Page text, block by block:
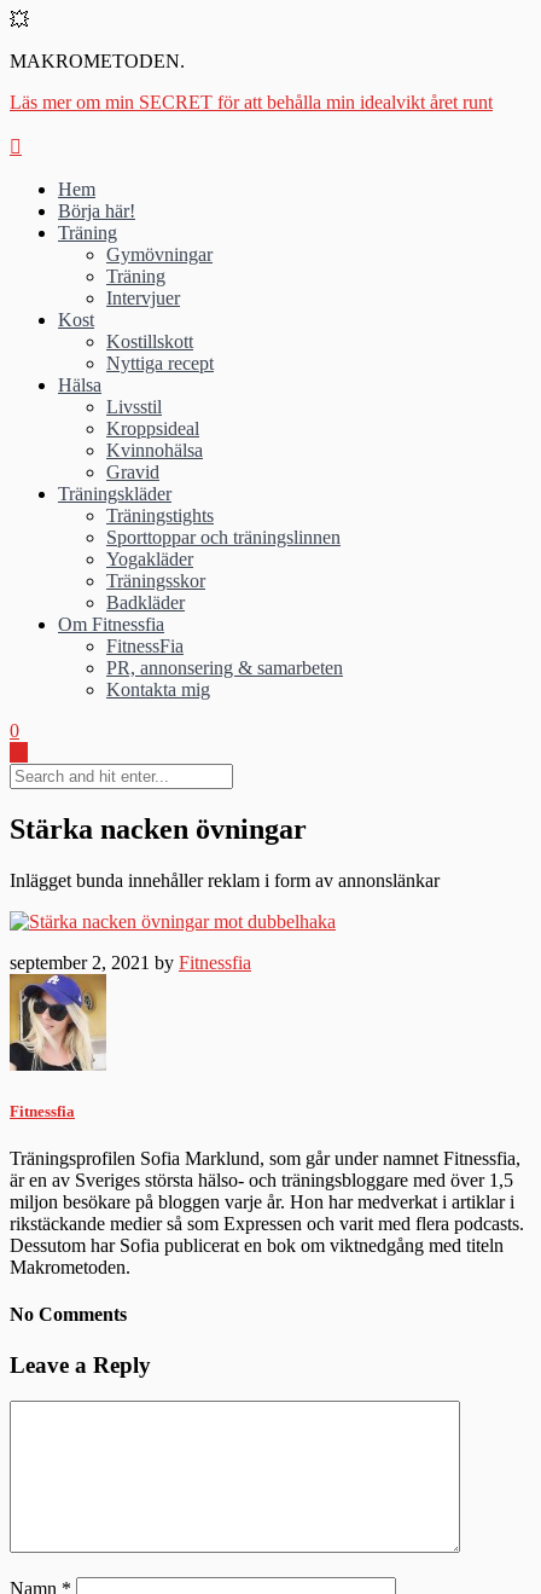
💥
MAKROMETODEN.
Läs mer om min SECRET för att behålla min idealvikt året runt
Hem
Börja här!
Träning
Gymövningar
Träning
Intervjuer
Kost
Kostillskott
Nyttiga recept
Hälsa
Livsstil
Kroppsideal
Kvinnohälsa
Gravid
Träningskläder
Träningstights
Sporttoppar och träningslinnen
Yogakläder
Träningsskor
Badkläder
Om Fitnessfia
FitnessFia
PR, annonsering & samarbeten
Kontakta mig
0
Stärka nacken övningar
Inlägget bunda innehåller reklam i form av annonslänkar
september 2, 2021 by Fitnessfia
Fitnessfia
Träningsprofilen Sofia Marklund, som går under namnet Fitnessfia,
är en av Sveriges största hälso- och träningsbloggare med över 1,5
miljon besökare på bloggen varje år. Hon har medverkat i artiklar i
rikstäckande medier så som Expressen och varit med flera podcasts.
Dessutom har Sofia publicerat en bok om viktnedgång med titeln
Makrometoden.
No Comments
Leave a Reply
Namn *